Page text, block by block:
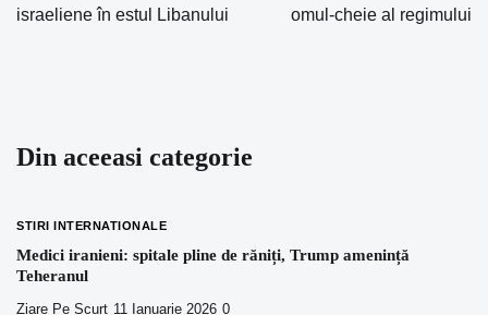
articole
israeliene în estul Libanului
omul-cheie al regimului
Din aceeasi categorie
STIRI INTERNATIONALE
Medici iranieni: spitale pline de răniți, Trump amenință
Teheranul
Ziare Pe Scurt 11 Ianuarie 2026 0